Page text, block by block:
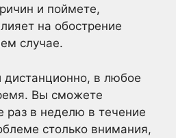
и поймете,
на обострение
случае.
дистанционно, в любое
Вы сможете
раз в неделю в течение
столько внимания,